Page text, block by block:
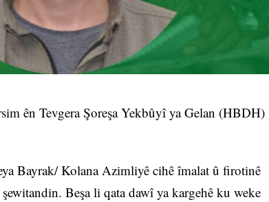
ên Tevgera Şoreşa Yekbûyî ya Gelan (HBDH)
Bayrak/ Kolana Azimliyê cihê îmalat û firotinê
Beşa li qata dawî ya kargehê ku weke